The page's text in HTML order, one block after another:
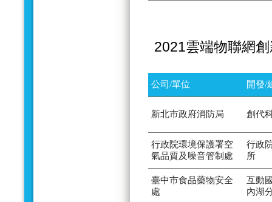
2021雲端物聯網
公司/單位 開發/
新北市政府消防局 創代
行政院環境保護署空
氣品質及噪音管制處
行政
所
臺中市食品藥物安全
處
互動
內湖